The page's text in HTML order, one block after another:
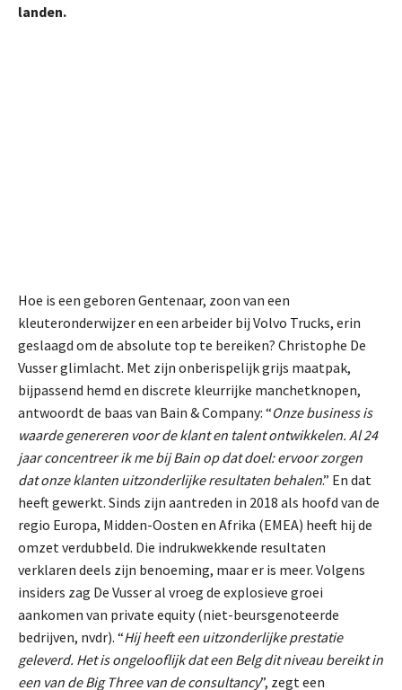
landen.
Hoe is een geboren Gentenaar, zoon van een
kleuteronderwijzer en een arbeider bij Volvo Trucks, erin
geslaagd om de absolute top te bereiken? Christophe De
Vusser glimlacht. Met zijn onberispelijk grijs maatpak,
bijpassend hemd en discrete kleurrijke manchetknopen,
antwoordt de baas van Bain & Company: “Onze business is
waarde genereren voor de klant en talent ontwikkelen. Al 24
jaar concentreer ik me bij Bain op dat doel: ervoor zorgen
dat onze klanten uitzonderlijke resultaten behalen.” En dat
heeft gewerkt. Sinds zijn aantreden in 2018 als hoofd van de
regio Europa, Midden-Oosten en Afrika (EMEA) heeft hij de
omzet verdubbeld. Die indrukwekkende resultaten
verklaren deels zijn benoeming, maar er is meer. Volgens
insiders zag De Vusser al vroeg de explosieve groei
aankomen van private equity (niet-beursgenoteerde
bedrijven, nvdr). “Hij heeft een uitzonderlijke prestatie
geleverd. Het is ongelooflijk dat een Belg dit niveau bereikt in
een van de Big Three van de consultancy”, zegt een